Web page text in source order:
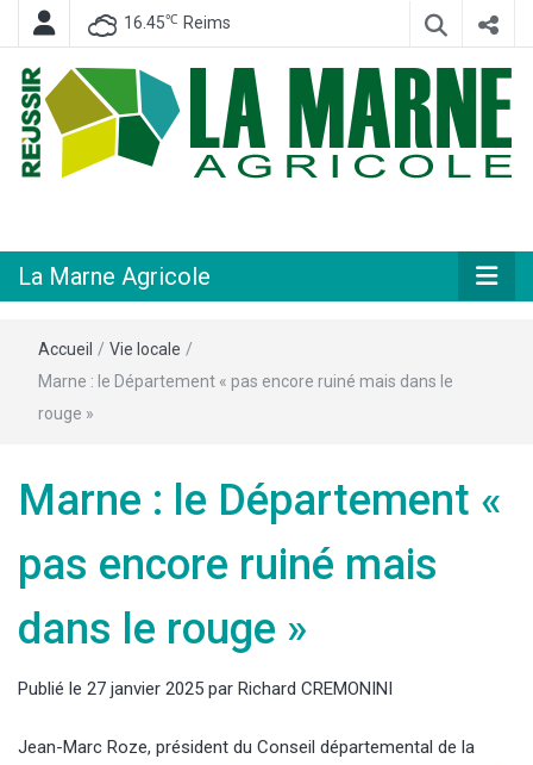
16.45℃ Reims
Agricole
La Marne Agricole
Accueil / Vie locale /
Marne : le Département « pas encore ruiné mais dans le
rouge »
Marne : le Département «
pas encore ruiné mais
dans le rouge »
Publié le 27 janvier 2025 par Richard CREMONINI
Jean-Marc Roze, président du Conseil départemental de la